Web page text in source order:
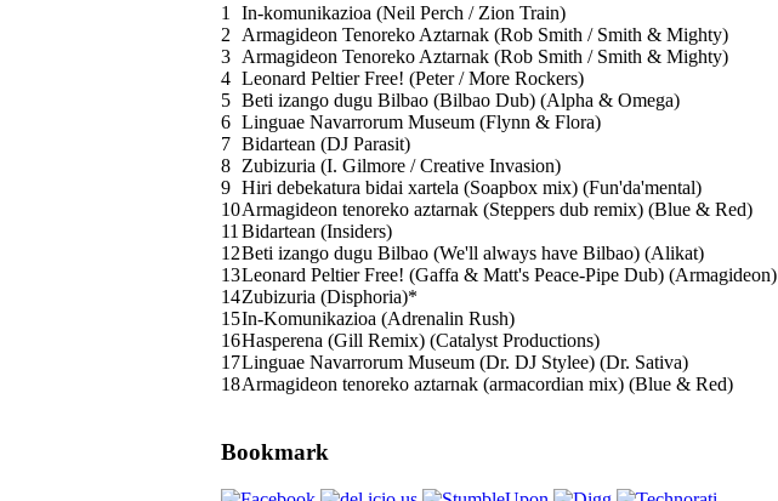
1
In-komunikazioa (Neil Perch / Zion Train)
2
Armagideon Tenoreko Aztarnak (Rob Smith / Smith & Mighty)
3 Armagideon Tenoreko Aztarnak (Rob Smith / Smith & Mighty)
4 Leonard Peltier Free! (Peter / More Rockers)
5 Beti izango dugu Bilbao (Bilbao Dub) (Alpha & Omega)
6 Linguae Navarrorum Museum (Flynn & Flora)
7 Bidartean (DJ Parasit)
8 Zubizuria (I. Gilmore / Creative Invasion)
9 Hiri debekatura bidai xartela (Soapbox mix) (Fun'da'mental)
10Armagideon tenoreko aztarnak (Steppers dub remix) (Blue & Red)
11 Bidartean (Insiders)
12Beti izango dugu Bilbao (We'll always have Bilbao) (Alikat)
13Leonard Peltier Free! (Gaffa & Matt's Peace-Pipe Dub) (Armagideon)
14Zubizuria (Disphoria)*
15In-Komunikazioa (Adrenalin Rush)
16Hasperena (Gill Remix) (Catalyst Productions)
17Linguae Navarrorum Museum (Dr. DJ Stylee) (Dr. Sativa)
18Armagideon tenoreko aztarnak (armacordian mix) (Blue & Red)
Bookmark